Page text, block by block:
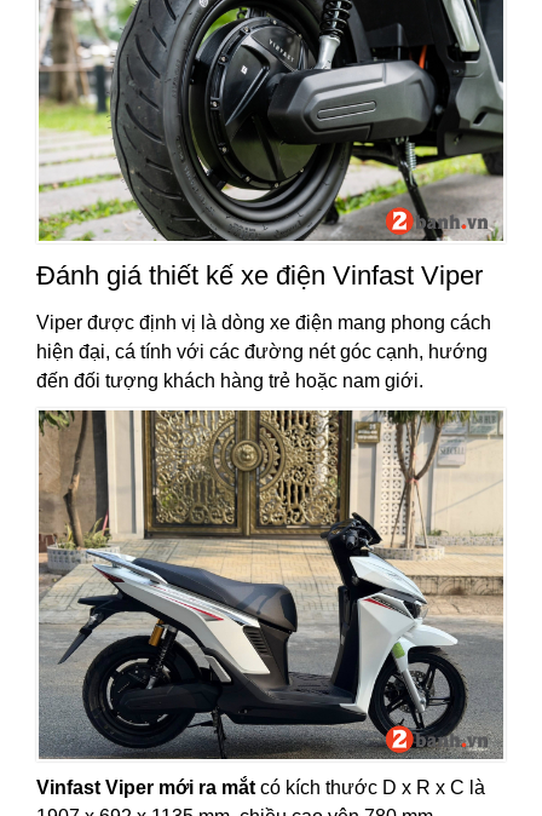
Đánh giá thiết kế xe điện Vinfast Viper
Viper được định vị là dòng xe điện mang phong cách
hiện đại, cá tính với các đường nét góc cạnh, hướng
đến đối tượng khách hàng trẻ hoặc nam giới.
Vinfast Viper mới ra mắt có kích thước D x R x C là